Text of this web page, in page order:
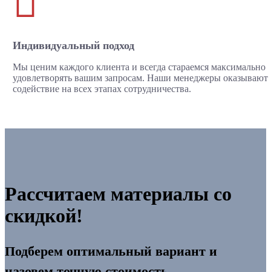
Индивидуальный подход
Мы ценим каждого клиента и всегда стараемся максимально
удовлетворять вашим запросам. Наши менеджеры оказывают
содействие на всех этапах сотрудничества.
Рассчитаем материалы со
скидкой!
Подберем оптимальный вариант и